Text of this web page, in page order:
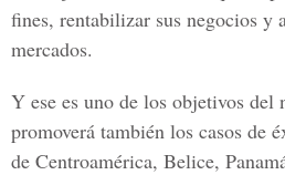
fines, rentabilizar sus negocios y
mercados.
Y ese es uno de los objetivos del
promoverá también los casos de
de Centroamérica, Belice,